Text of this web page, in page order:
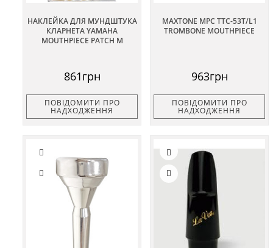
НАКЛЕЙКА ДЛЯ МУНДШТУКА
КЛАРНЕТА YAMAHA
MOUTHPIECE PATCH M
861грн
ПОВІДОМИТИ ПРО
НАДХОДЖЕННЯ
MAXTONE MPC TTC-53T/L1
TROMBONE MOUTHPIECE
963грн
ПОВІДОМИТИ ПРО
НАДХОДЖЕННЯ